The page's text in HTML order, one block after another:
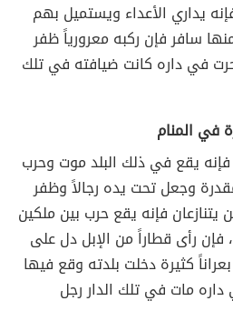
يداري الأعداء ويستميل بهم
سافر فإن ركبه معرورياً ظفر
في داره كانت ضيافته في تلك
في المنام
فإنه يقع في ذلك البلد موت وحرب
وجعل تحت يده رجالاً وظفر
فإنه يقع حرب بين ملكين
فإن رأى قطاراً من الإبل دل على
كثيرة دخلت بلدته وقع فيها
مات في تلك الدار رجل